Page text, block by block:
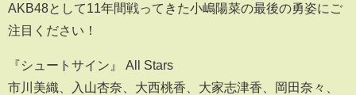
AKB48として11年間戦ってきた小嶋陽菜の最後の勇姿にご
注目ください！
『シュートサイン』 All Stars
市川美織、入山杏奈、大西桃香、大家志津香、岡田奈々、